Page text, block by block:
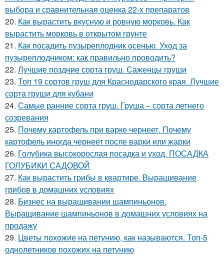
выбора и сравнительная оценка 22-х препаратов
20. Как вырастить вкусную и ровную морковь. Как
вырастить морковь в открытом грунте
21. Как посадить пузыреплодник осенью. Уход за
пузыреплодником: как правильно проводить?
22. Лучшие поздние сорта груш. Саженцы груши
23. Топ 19 сортов груш для Краснодарского края. Лучшие
сорта груши для кубани
24. Самые ранние сорта груш. Груша – сорта летнего
созревания
25. Почему картофель при варке чернеет. Почему
картофель иногда чернеет после варки или жарки
26. Голубика высокорослая посадка и уход. ПОСАДКА
ГОЛУБИКИ САДОВОЙ
27. Как вырастить грибы в квартире. Выращивание
грибов в домашних условиях
28. Бизнес на выращивании шампиньонов.
Выращивание шампиньонов в домашних условиях на
продажу
29. Цветы похожие на петунию, как называются. Топ-5
однолетников похожих на петунию